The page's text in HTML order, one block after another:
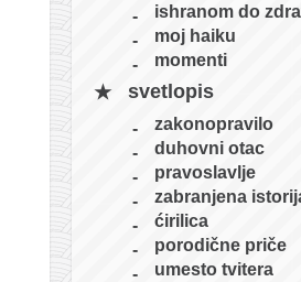
ishranom do
moj haiku
momenti
svetlopis
zakonopravilo
duhovni otac
pravoslavlje
zabranjena
ćirilica
porodične priče
umesto tvitera